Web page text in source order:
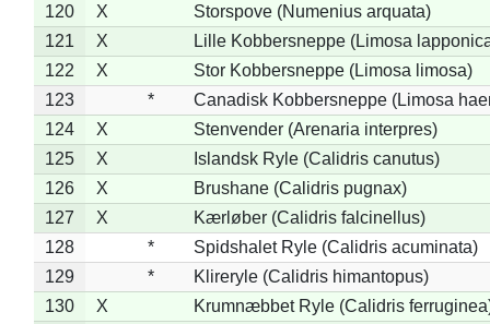
120
X
Storspove (Numenius arquata)
121
X
Lille Kobbersneppe (Limosa
122
X
Stor Kobbersneppe (Limosa limosa)
123
*
Canadisk Kobbersneppe (Limosa
124
X
Stenvender (Arenaria interpres)
125
X
Islandsk Ryle (Calidris canutus)
126
X
Brushane (Calidris pugnax)
127
X
Kærløber (Calidris falcinellus)
128
*
Spidshalet Ryle (Calidris acuminata)
129
*
Klireryle (Calidris himantopus)
130
X
Krumnæbbet Ryle (Calidris